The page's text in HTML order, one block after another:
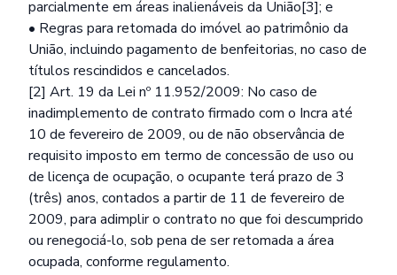
parcialmente em áreas inalienáveis da União[3]; e
• Regras para retomada do imóvel ao patrimônio da
União, incluindo pagamento de benfeitorias, no caso de
títulos rescindidos e cancelados.
[2] Art. 19 da Lei nº 11.952/2009: No caso de
inadimplemento de contrato firmado com o Incra até
10 de fevereiro de 2009, ou de não observância de
requisito imposto em termo de concessão de uso ou
de licença de ocupação, o ocupante terá prazo de 3
(três) anos, contados a partir de 11 de fevereiro de
2009, para adimplir o contrato no que foi descumprido
ou renegociá-lo, sob pena de ser retomada a área
ocupada, conforme regulamento.